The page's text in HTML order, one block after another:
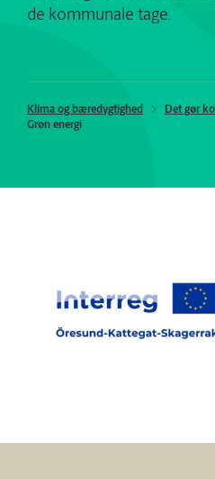
de kommunale tage.
Klima og bæredygtighed
Det gør
Grøn energi